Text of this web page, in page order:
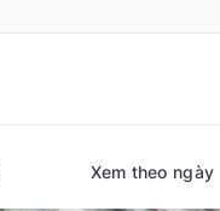
Xem theo ngày